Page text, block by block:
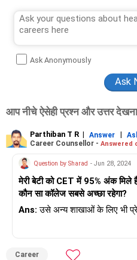
Ask Anonymously
आप नीचे ऐसेही प्रश्न और उत्तर
Parthiban T R | Answer |
Career Counsellor - Answered
Question by Sharad - Jun 28, 2024
मेरी बेटी को CET में 95% अंक मिले
कौन सा कॉलेज सबसे अच्छा रहेगा?
Ans: उसे अन्य शाखाओं के लिए भी
Career